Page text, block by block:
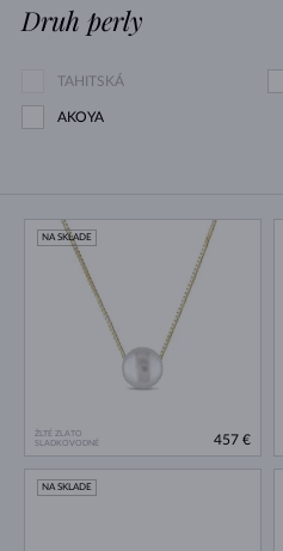
Druh perly
TAHITSKÁ
AKOYA
ŽLTÉ ZLATO
SLADKOVODNÉ
NA SKLADE
457 €
NA SKLADE